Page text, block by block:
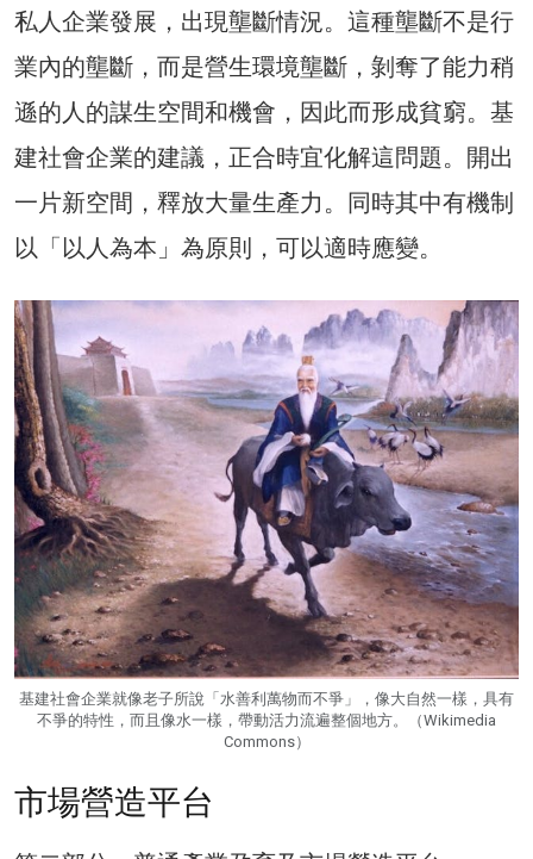
私人企業發展，出現壟斷情況。這種壟斷不是行
業內的壟斷，而是營生環境壟斷，剝奪了能力稍
遜的人的謀生空間和機會，因此而形成貧窮。基
建社會企業的建議，正合時宜化解這問題。開出
一片新空間，釋放大量生產力。同時其中有機制
以「以人為本」為原則，可以適時應變。
基建社會企業就像老子所說「水善利萬物而不爭」，像大自然一樣，具有
不爭的特性，而且像水一樣，帶動活力流遍整個地方。（Wikimedia
Commons）
市場營造平台